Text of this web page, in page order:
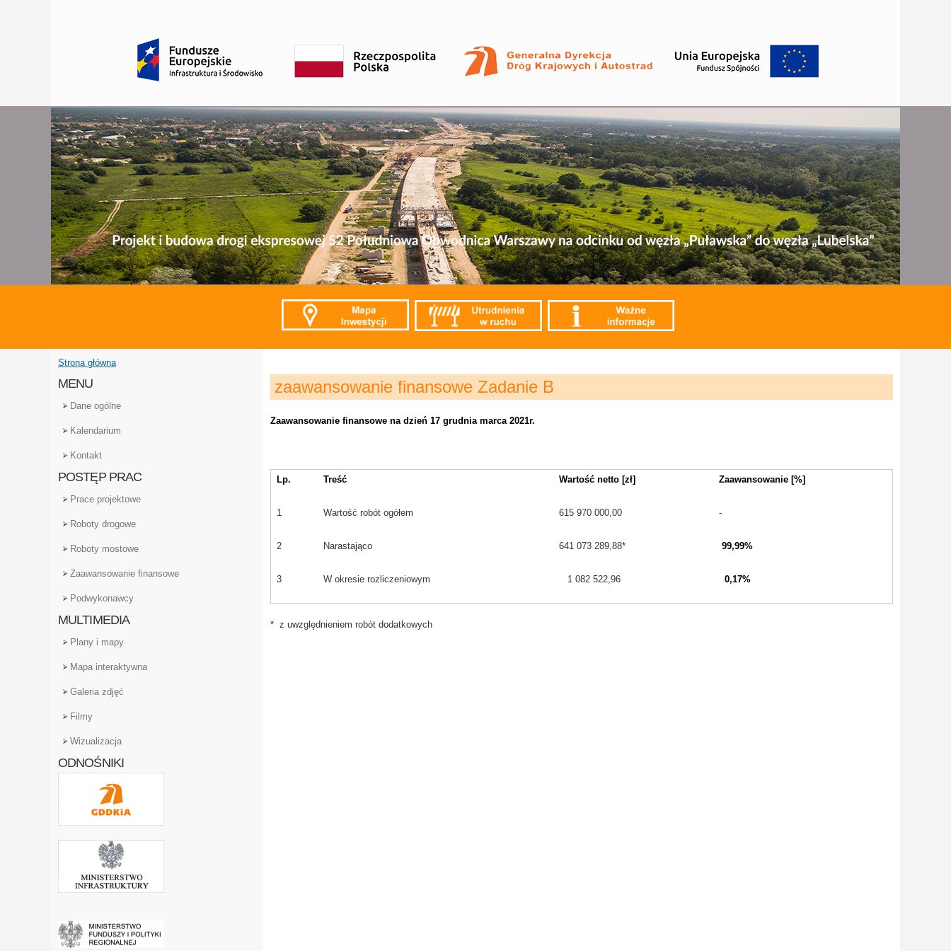
Jesteś tutaj
Strona główna
MENU
Dane ogólne
Kalendarium
Kontakt
POSTĘP PRAC
Prace projektowe
Roboty drogowe
Roboty mostowe
Zaawansowanie finansowe
Podwykonawcy
MULTIMEDIA
Plany i mapy
Mapa interaktywna
Galeria zdjęć
Filmy
Wizualizacja
ODNOŚNIKI
zaawansowanie finansowe Zadanie B
Zaawansowanie finansowe na dzień 17 grudnia marca 2021r.
Lp. Treść Wartość netto [zł] Zaawansowanie [%]
1 Wartość robót ogółem 615 970 000,00 -
2 Narastająco 641 073 289,88* 99,99%
3 W okresie rozliczeniowym 1 082 522,96 0,17%
* z uwzględnieniem robót dodatkowych